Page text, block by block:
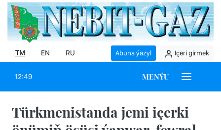
TM EN RU Abuna ýazyl Içeri girmek
12:49 MENÝU
Türkmenistanda jemi içerki